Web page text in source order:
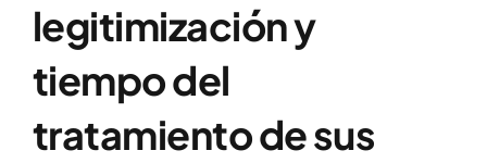
legitimización y
tiempo del
tratamiento de sus